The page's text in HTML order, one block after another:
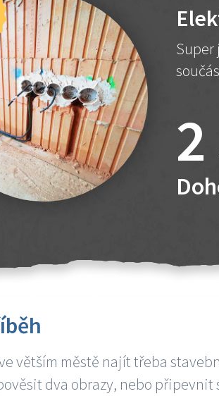
Super
větším městě najít třeba
dva obrazy, nebo